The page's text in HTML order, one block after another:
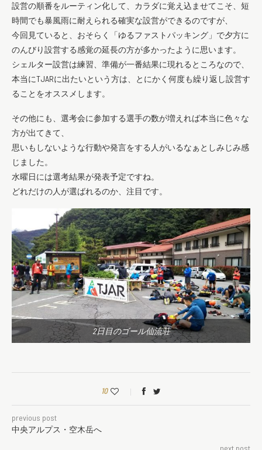
設営の順番をルーティン化して、カラダに覚え込ませてこそ、短
時間でも暴風雨に耐えられる確実な設営ができるのですが、
今回見ていると、おそらく「ゆるファストパッキング」で夕方に
のんびり設営する感覚の延長の方が多かったように思います。
シェルター設営は練習、準備が一番結果に現れるところなので、
本当にTJARに出たいという方は、とにかく何度も繰り返し設営す
ることをオススメします。
その他にも、選考会に参加する選手の数が増えれば本当に色々な
方が出てきて、
思いもしないような行動や発言をする人がいるなぁとしみじみ感
じました。
水曜日には選考結果が発表予定ですね。
どれだけの人が選ばれるのか、注目です。
2日目のゴール仙流荘
10
previous post
中央アルプス・空木岳へ
next post